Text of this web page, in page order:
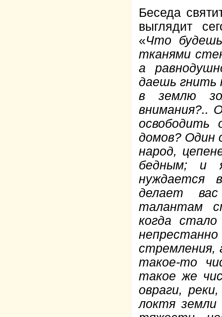
Беседа
выглядит
«Что
тканями
а
даешь гнить
в землю
внимания?..
освободить
домов? Один
народ,
бедным; и
нуждается
делает
талантам
когда
стремления,
такое-то
такое же
овраги,
локтя